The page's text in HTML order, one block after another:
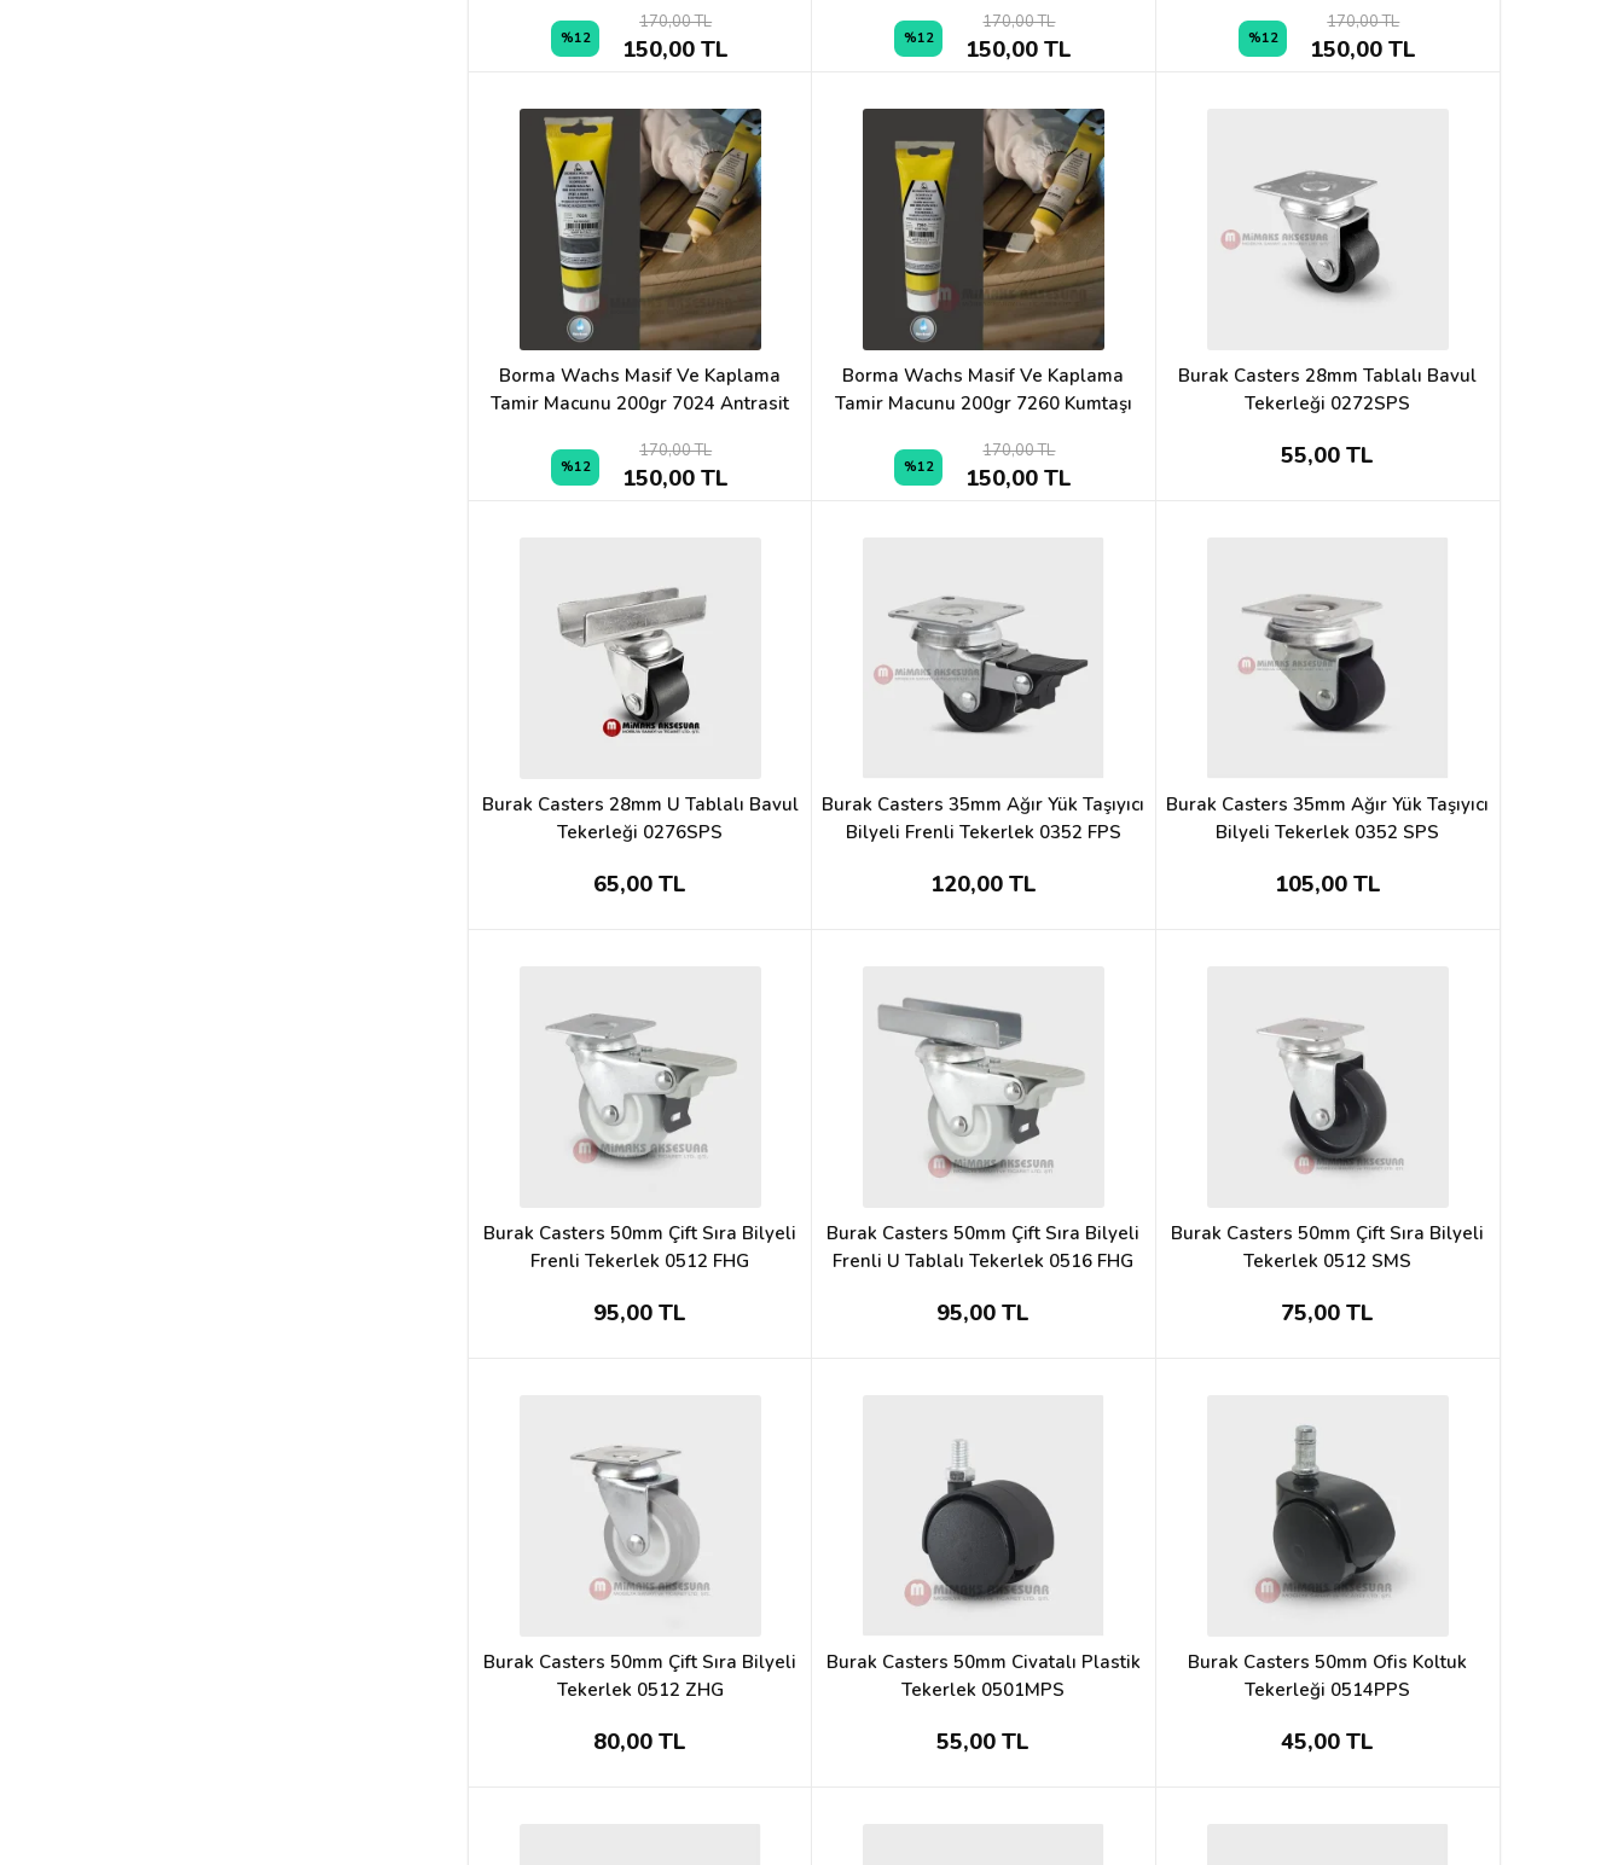
%12
170,00 TL
150,00 TL %12
170,00 TL
150,00 TL %12
170,00 TL
150,00 TL
Borma Wachs Masif Ve Kaplama
Tamir Macunu 200gr 7024 Antrasit
%12
170,00 TL
150,00 TL
Borma Wachs Masif Ve Kaplama
Tamir Macunu 200gr 7260 Kumtaşı
%12
170,00 TL
150,00 TL
Burak Casters 28mm Tablalı Bavul
Tekerleği 0272SPS
55,00 TL
Burak Casters 28mm U Tablalı Bavul
Tekerleği 0276SPS
65,00 TL
Burak Casters 35mm Ağır Yük Taşıyıcı
Bilyeli Frenli Tekerlek 0352 FPS
120,00 TL
Burak Casters 35mm Ağır Yük Taşıyıcı
Bilyeli Tekerlek 0352 SPS
105,00 TL
Burak Casters 50mm Çift Sıra Bilyeli
Frenli Tekerlek 0512 FHG
95,00 TL
Burak Casters 50mm Çift Sıra Bilyeli
Frenli U Tablalı Tekerlek 0516 FHG
95,00 TL
Burak Casters 50mm Çift Sıra Bilyeli
Tekerlek 0512 SMS
75,00 TL
Burak Casters 50mm Çift Sıra Bilyeli
Tekerlek 0512 ZHG
80,00 TL
Burak Casters 50mm Civatalı Plastik
Tekerlek 0501MPS
55,00 TL
Burak Casters 50mm Ofis Koltuk
Tekerleği 0514PPS
45,00 TL